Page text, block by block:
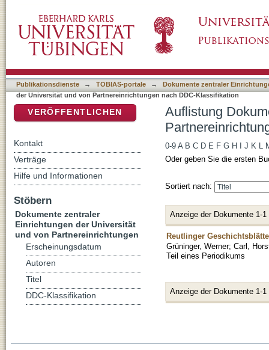
DDC-Klassifikation "333.7"
Publikationsdienste → TOBIAS-portale →
Dokumente zentraler
der Universität und von Partnereinrichtungen nach DDC-Klassifikation
Auflistung
0-9 A B C D E F G H J K L
Oder geben Sie die ersten
Sortiert nach:
Anzeige der Dokumente 1-1
Reutlinger
Grüninger, Werner; Carl,
Teil eines Periodikums
Anzeige der Dokumente 1-1
VERÖFFENTLICHEN
Kontakt
Verträge
Hilfe und Informationen
Stöbern
Dokumente zentraler
Einrichtungen der Universität
und von Partnereinrichtungen
Erscheinungsdatum
Autoren
Titel
DDC-Klassifikation